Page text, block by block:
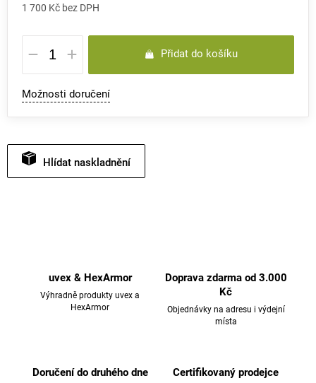
1 700 Kč bez DPH
Měrná
cena:
Přidat do košíku
Možnosti doručení
Hlídat
uvex & HexArmor
Výhradně produkty uvex a
HexArmor
Doprava zdarma od 3.000
Kč
Objednávky na adresu i výdejní
místa
Doručení do druhého dne Certifikovaný prodejce